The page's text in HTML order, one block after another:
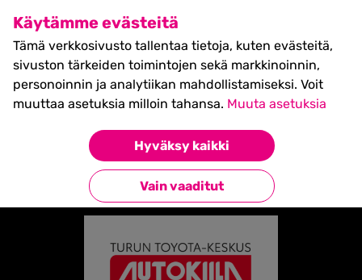
Käytämme evästeitä
Tämä verkkosivusto tallentaa tietoja, kuten evästeitä,
sivuston tärkeiden toimintojen sekä markkinoinnin,
personoinnin ja analytiikan mahdollistamiseksi. Voit
muuttaa asetuksia milloin tahansa. Muuta asetuksia
Hyväksy kaikki
Vain vaaditut
SHIFT Business Festival
27.5.2027, Turku - liput
myynnissä nyt! >>
Partners»Autokiila
Takaisin kumppaneihin